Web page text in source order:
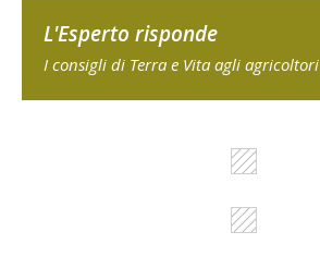
L'Esperto risponde
I consigli di Terra e Vita agli agricoltori